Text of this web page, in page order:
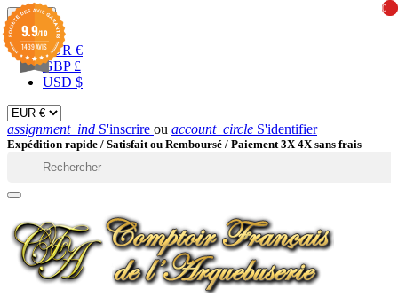
EUR 
EUR €
GBP £
USD $
assignment_ind S'inscrire ou account_circle S'identifier
Expédition rapide / Satisfait ou Remboursé / Paiement 3X 4X sans frais
0
0
9.9/10
1439 AVIS